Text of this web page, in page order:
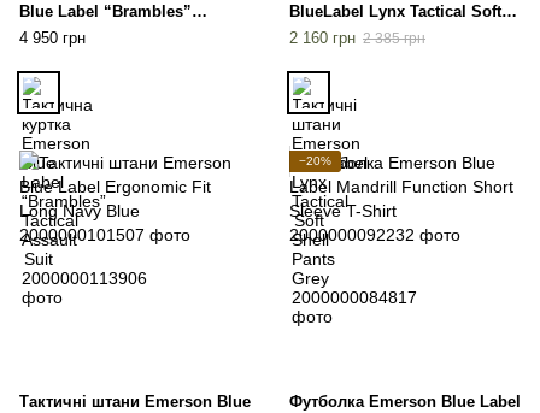
Blue Label “Brambles”
Tactical Assault Suit
4 950 грн
BlueLabel Lynx Tactical Soft
Shell Pants Grey
2 160 грн 2 385 грн
Тактичні штани Emerson Blue
−20%
Футболка Emerson Blue Label